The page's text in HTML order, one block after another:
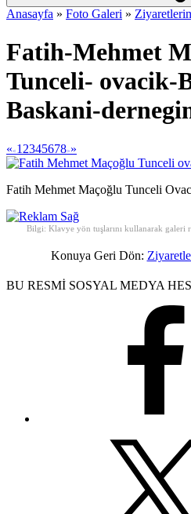
Anasayfa » Foto Galeri »
Fatih-Mehmet
Tunceli- ovacik-
Baskani-
«< 1 2345678> »
Fatih Mehmet Maçoğlu Tunceli
Bilgi: Klavye yön tuşlarını kullanarak galeri
Konuya Geri Dön:
BU RESMİ SOSYAL MEDYA